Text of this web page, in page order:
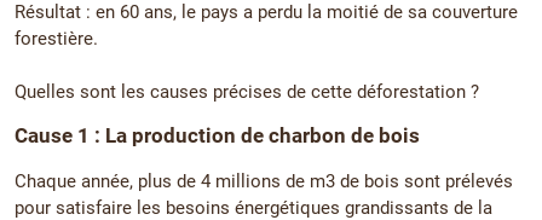
Résultat : en 60 ans, le pays a perdu la moitié de sa couverture
forestière.
Quelles sont les causes précises de cette déforestation ?
Cause 1 : La production de charbon de bois
Chaque année, plus de 4 millions de m3 de bois sont prélevés
pour satisfaire les besoins énergétiques grandissants de la